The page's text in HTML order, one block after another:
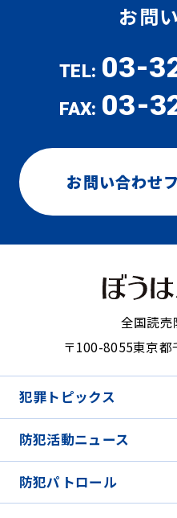
お問
TEL: 03-
FAX: 03-
お問い合わせ
全国読売
〒100-8055東京都
犯罪トピックス
防犯活動ニュース
防犯パトロール